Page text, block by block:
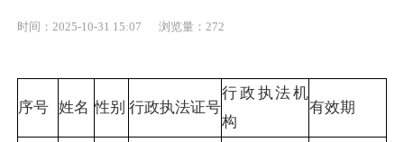
时间：2025-10-31 15:07 浏览量： 272
序号 姓名 性别 行政执法证号
行政执法机
构
有效期